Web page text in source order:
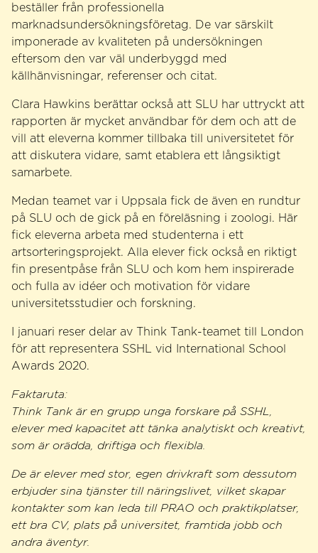
beställer från professionella
marknadsundersökningsföretag. De var särskilt
imponerade av kvaliteten på undersökningen
eftersom den var väl underbyggd med
källhänvisningar, referenser och citat.
Clara Hawkins berättar också att SLU har uttryckt att
rapporten är mycket användbar för dem och att de
vill att eleverna kommer tillbaka till universitetet för
att diskutera vidare, samt etablera ett långsiktigt
samarbete.
Medan teamet var i Uppsala fick de även en rundtur
på SLU och de gick på en föreläsning i zoologi. Här
fick eleverna arbeta med studenterna i ett
artsorteringsprojekt. Alla elever fick också en riktigt
fin presentpåse från SLU och kom hem inspirerade
och fulla av idéer och motivation för vidare
universitetsstudier och forskning.
I januari reser delar av Think Tank-teamet till London
för att representera SSHL vid International School
Awards 2020.
Faktaruta:
Think Tank är en grupp unga forskare på SSHL,
elever med kapacitet att tänka analytiskt och kreativt,
som är orädda, driftiga och flexibla.
De är elever med stor, egen drivkraft som dessutom
erbjuder sina tjänster till näringslivet, vilket skapar
kontakter som kan leda till PRAO och praktikplatser,
ett bra CV, plats på universitet, framtida jobb och
andra äventyr.